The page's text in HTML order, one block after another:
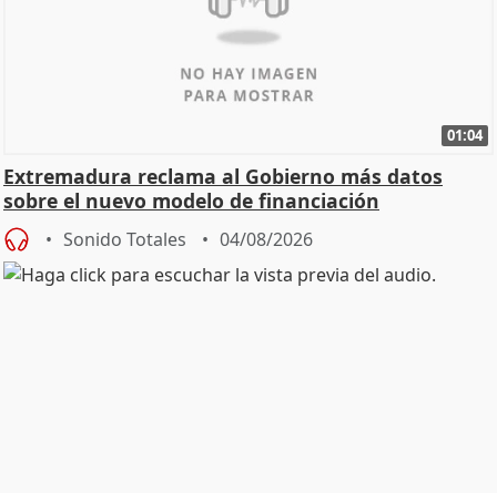
01:04
Extremadura reclama al Gobierno más datos
sobre el nuevo modelo de financiación
Sonido Totales 04/08/2026